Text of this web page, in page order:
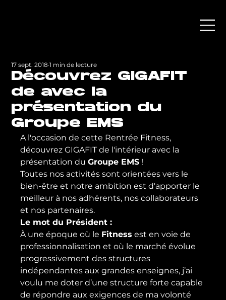
Découvrez GIGAFIT
de avec la
présentation du
Groupe EMS
17 sept. 2018 1 min de lecture
A l'occasion de cette Rentrée Fitness,
découvrez GIGAFIT de l'intérieur avec la
présentation du Groupe EMS !
Toutes nos activités sont orientées vers le
bien-être et notre ambition est d'apporter le
meilleur à nos adhérents, nos collaborateurs
et nos partenaires.
Le mot du Président :
À une époque où le Fitness est en voie de
professionnalisation et où le marché évolue
progressivement des structures
indépendantes aux grandes enseignes, j’ai
voulu me doter d’une structure forte capable
de répondre aux exigences de ma volonté